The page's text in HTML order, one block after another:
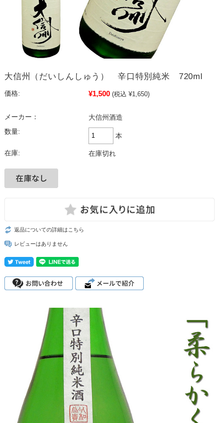
大信州（だいしんしゅう） 辛口特別純米 720ml
価格: ¥1,500 (税込 ¥1,650)
メーカー：
大信州酒造
数量:
本
在庫: 在庫切れ
返品についての詳細はこちら
レビューはありません